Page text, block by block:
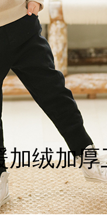
加绒加厚